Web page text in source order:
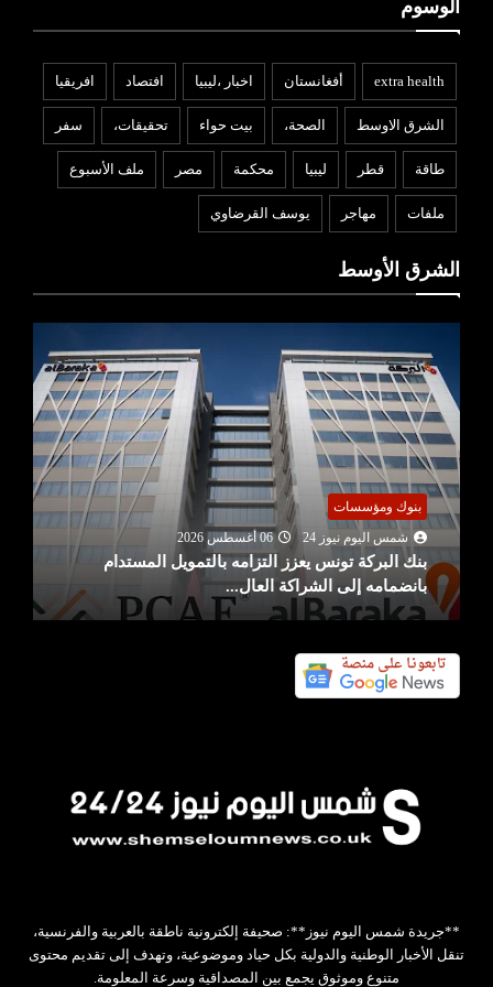
الوسوم
extra health أفغانستان اخبار ،ليبيا افتصاد افريقيا
الشرق الاوسط الصحة، بيت حواء تحقيقات، سفر
طاقة قطر ليبيا محكمة مصر ملف الأسبوع
ملفات مهاجر يوسف القرضاوي
الشرق الأوسط
بنوك ومؤسسات
شمس اليوم نيوز 24
06 أغسطس 2026
بنك البركة تونس يعزز التزامه بالتمويل المستدام
بانضمامه إلى الشراكة العال...
**جريدة شمس اليوم نيوز**: صحيفة إلكترونية ناطقة بالعربية والفرنسية،
تنقل الأخبار الوطنية والدولية بكل حياد وموضوعية، وتهدف إلى تقديم محتوى
متنوع وموثوق يجمع بين المصداقية وسرعة المعلومة.